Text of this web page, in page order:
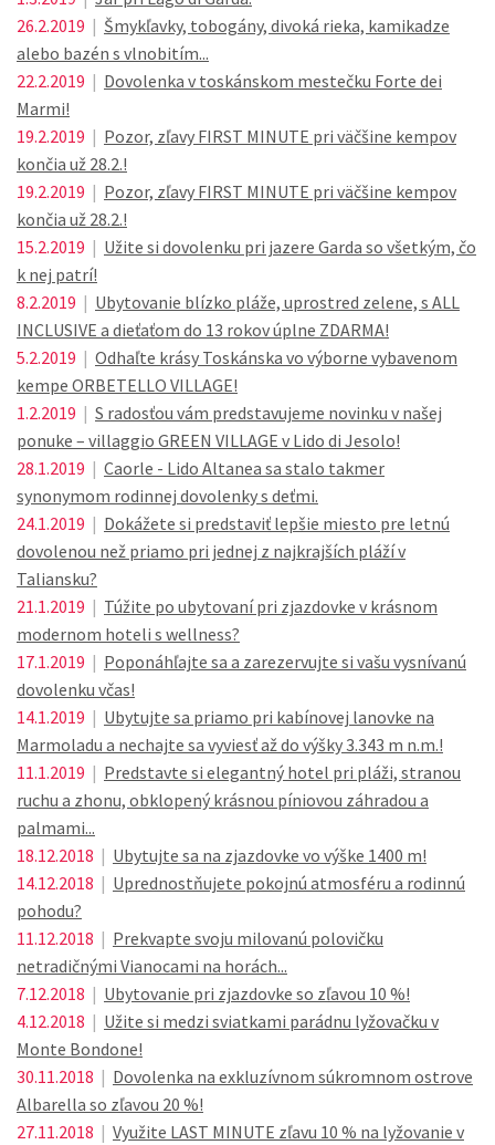
26.2.2019 | Šmykľavky, tobogány, divoká rieka, kamikadze
alebo bazén s vlnobitím...
22.2.2019 | Dovolenka v toskánskom mestečku Forte dei
Marmi!
19.2.2019 | Pozor, zľavy FIRST MINUTE pri väčšine kempov
končia už 28.2.!
19.2.2019 | Pozor, zľavy FIRST MINUTE pri väčšine kempov
končia už 28.2.!
15.2.2019 | Užite si dovolenku pri jazere Garda so všetkým, čo
k nej patrí!
8.2.2019 | Ubytovanie blízko pláže, uprostred zelene, s ALL
INCLUSIVE a dieťaťom do 13 rokov úplne ZDARMA!
5.2.2019 | Odhaľte krásy Toskánska vo výborne vybavenom
kempe ORBETELLO VILLAGE!
1.2.2019 | S radosťou vám predstavujeme novinku v našej
ponuke – villaggio GREEN VILLAGE v Lido di Jesolo!
28.1.2019 | Caorle - Lido Altanea sa stalo takmer
synonymom rodinnej dovolenky s deťmi.
24.1.2019 | Dokážete si predstaviť lepšie miesto pre letnú
dovolenou než priamo pri jednej z najkrajších pláží v
Taliansku?
21.1.2019 | Túžite po ubytovaní pri zjazdovke v krásnom
modernom hoteli s wellness?
17.1.2019 | Poponáhľajte sa a zarezervujte si vašu vysnívanú
dovolenku včas!
14.1.2019 | Ubytujte sa priamo pri kabínovej lanovke na
Marmoladu a nechajte sa vyviesť až do výšky 3.343 m n.m.!
11.1.2019 | Predstavte si elegantný hotel pri pláži, stranou
ruchu a zhonu, obklopený krásnou píniovou záhradou a
palmami...
18.12.2018 | Ubytujte sa na zjazdovke vo výške 1400 m!
14.12.2018 | Uprednostňujete pokojnú atmosféru a rodinnú
pohodu?
11.12.2018 | Prekvapte svoju milovanú polovičku
netradičnými Vianocami na horách...
7.12.2018 | Ubytovanie pri zjazdovke so zľavou 10 %!
4.12.2018 | Užite si medzi sviatkami parádnu lyžovačku v
Monte Bondone!
30.11.2018 | Dovolenka na exkluzívnom súkromnom ostrove
Albarella so zľavou 20 %!
27.11.2018 | Využite LAST MINUTE zľavu 10 % na lyžovanie v